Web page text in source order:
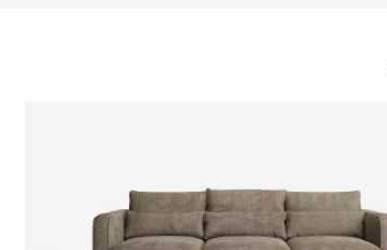
Желтый
Черный